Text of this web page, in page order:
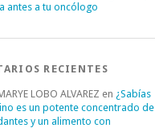
antes a tu oncólogo
RECIENTES
LOBO ALVAREZ en ¿Sabías
es un potente concentrado de
y un alimento con